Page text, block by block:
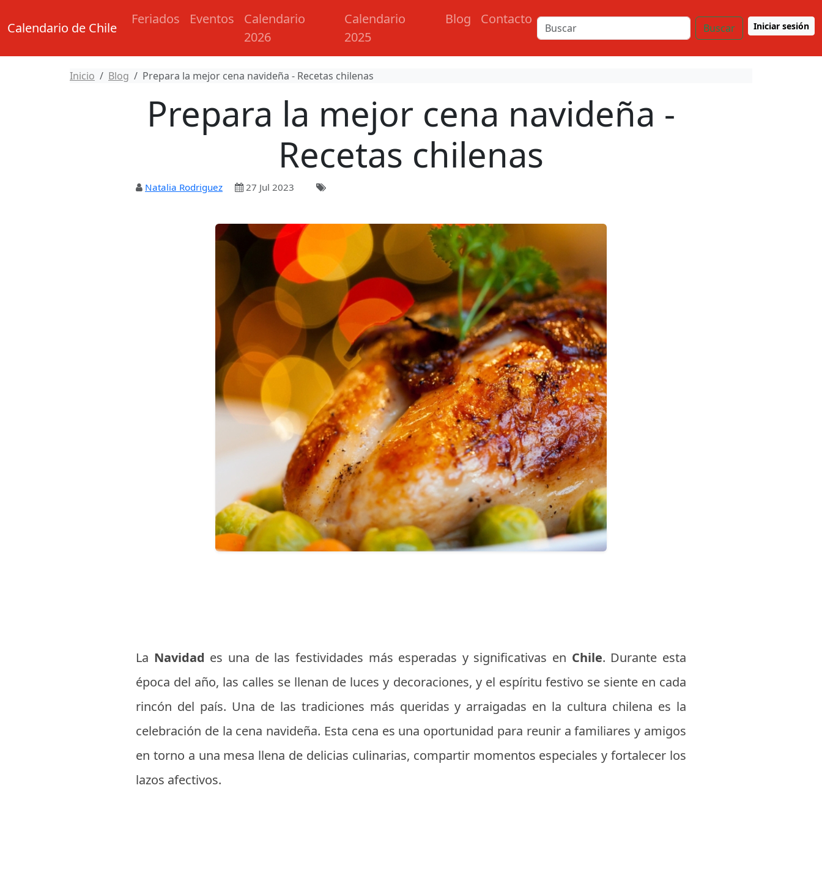
Calendario de Chile
Feriados Eventos
Calendario
2026
Calendario
2025
Blog Contacto
Buscar Iniciar sesión
Inicio Blog Prepara la mejor cena navideña - Recetas chilenas
Prepara la mejor cena navideña -
Recetas chilenas
Natalia Rodriguez 27 Jul 2023
La Navidad es una de las festividades más esperadas y significativas en Chile. Durante esta
época del año, las calles se llenan de luces y decoraciones, y el espíritu festivo se siente en cada
rincón del país. Una de las tradiciones más queridas y arraigadas en la cultura chilena es la
celebración de la cena navideña. Esta cena es una oportunidad para reunir a familiares y amigos
en torno a una mesa llena de delicias culinarias, compartir momentos especiales y fortalecer los
lazos afectivos.